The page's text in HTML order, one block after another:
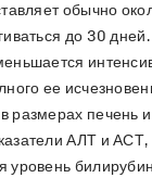
обычно
до 30 дней.
ее
размерах печень и
АЛТ и АСТ,
уровень